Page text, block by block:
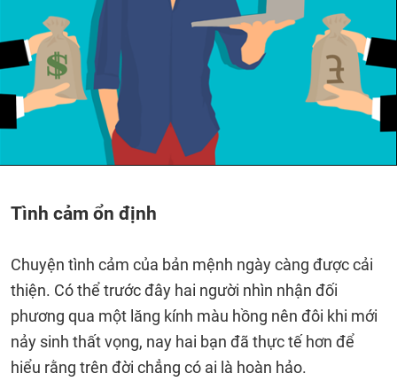
Tình cảm ổn định
Chuyện tình cảm của bản mệnh ngày càng được cải
thiện. Có thể trước đây hai người nhìn nhận đối
phương qua một lăng kính màu hồng nên đôi khi mới
nảy sinh thất vọng, nay hai bạn đã thực tế hơn để
hiểu rằng trên đời chẳng có ai là hoàn hảo.